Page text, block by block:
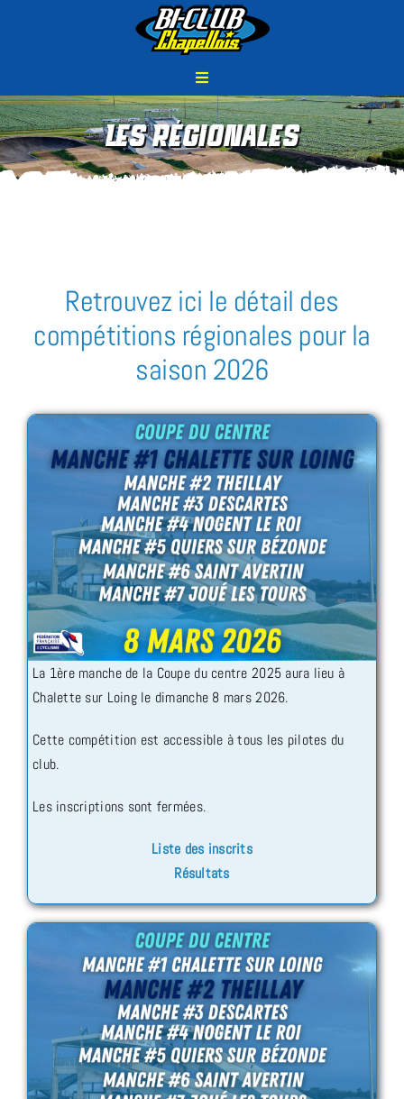
Navigation
à
bascule
Le Club
Les Activités
Location de piste
Partenaires
Les Régionales
Retrouvez ici le détail des
compétitions régionales pour la
saison 2026
La 1ère manche de la Coupe du centre 2025 aura lieu à
Chalette sur Loing le dimanche 8 mars 2026.
Cette compétition est accessible à tous les pilotes du
club.
Les inscriptions sont fermées.
Liste des inscrits
Résultats